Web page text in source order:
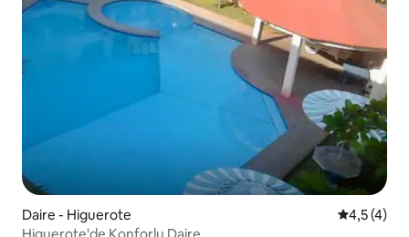
Daire - Higuerote 54,5 (4)